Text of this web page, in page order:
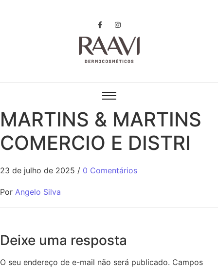
MARTINS & MARTINS
COMERCIO E DISTRI
23 de julho de 2025 / 0 Comentários
Por Angelo Silva
Deixe uma resposta
O seu endereço de e-mail não será publicado. Campos